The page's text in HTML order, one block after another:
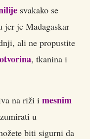
svakako se
jer je Madagaskar
ali ne propustite
, tkanina i
na riži i mesnim
u
biti sigurni da